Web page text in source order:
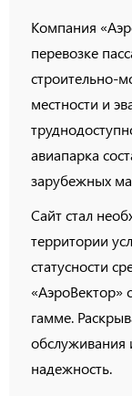
Компания
перевозке
строительно-
местности и
авиапарка
зарубежных
Сайт стал
территории
статусности
«АэроВектор»
гамме.
обслуживания
надежность.